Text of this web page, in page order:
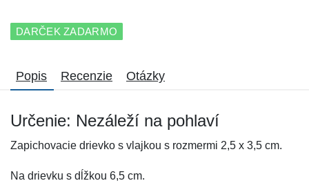
DARČEK ZADARMO
Popis Recenzie Otázky
Určenie: Nezáleží na pohlaví
Zapichovacie drievko s vlajkou s rozmermi 2,5 x 3,5 cm.
Na drievku s dĺžkou 6,5 cm.